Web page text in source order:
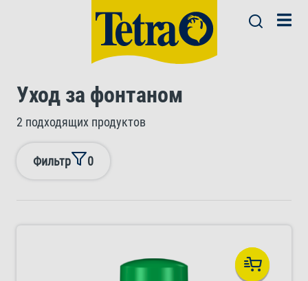
Уход за фонтаном
2 подходящих продуктов
Фильтр 0